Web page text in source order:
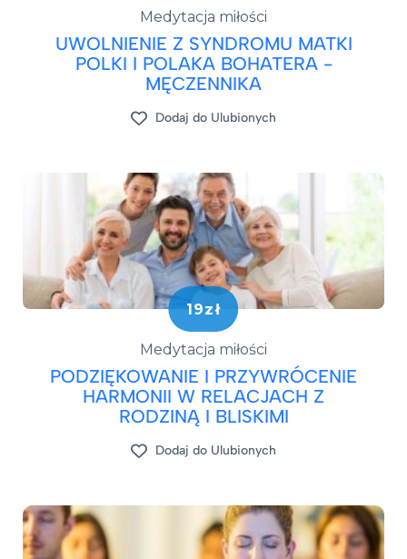
Medytacja miłości
UWOLNIENIE Z SYNDROMU MATKI
POLKI I POLAKA BOHATERA -
MĘCZENNIKA
Dodaj do Ulubionych
19zł
Medytacja miłości
PODZIĘKOWANIE I PRZYWRÓCENIE
HARMONII W RELACJACH Z
RODZINĄ I BLISKIMI
Dodaj do Ulubionych